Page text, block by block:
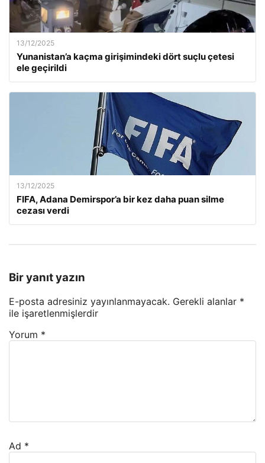
13/12/2025
Yunanistan’a kaçma girişimindeki dört suçlu çetesi
ele geçirildi
13/12/2025
FIFA, Adana Demirspor’a bir kez daha puan silme
cezası verdi
Bir yanıt yazın
E-posta adresiniz yayınlanmayacak. Gerekli alanlar *
ile işaretlenmişlerdir
Yorum *
Ad *